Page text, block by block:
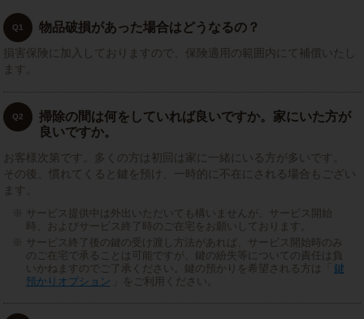
Q1 物品破損があった場合はどうなるの？
損害保険に加入しておりますので、保険適用の範囲内にて補償いたし
ます。
Q2
掃除の間は何をしていれば良いですか。家にいた方が
良いですか。
お客様次第です。多くの方は初回は家に一緒にいる方が多いです。
その後、慣れてくると鍵を預け、一時的に不在にされる場合もござい
ます。
サービス提供中は外出いただいても構いませんが、サービス開始
時、およびサービス終了時のご在宅をお願いしております。
サービス終了後の鍵の受け渡し方法があれば、サービス開始時のみ
のご在宅で承ることは可能ですが、鍵の紛失等についての責任は負
いかねますのでご了承ください。鍵の預かりを希望される方は「
鍵
預かりオプション
」をご利用ください。